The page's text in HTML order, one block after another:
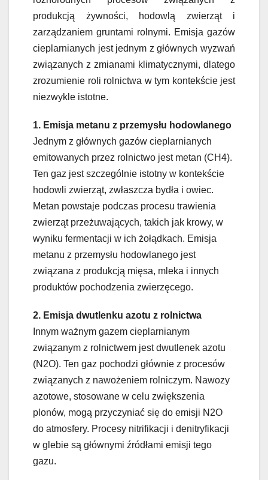
produkcją żywności, hodowlą zwierząt i
zarządzaniem gruntami rolnymi. Emisja gazów
cieplarnianych jest jednym z głównych wyzwań
związanych z zmianami klimatycznymi, dlatego
zrozumienie roli rolnictwa w tym kontekście jest
niezwykle istotne.
1. Emisja metanu z przemysłu hodowlanego
Jednym z głównych gazów cieplarnianych
emitowanych przez rolnictwo jest metan (CH4).
Ten gaz jest szczególnie istotny w kontekście
hodowli zwierząt, zwłaszcza bydła i owiec.
Metan powstaje podczas procesu trawienia
zwierząt przeżuwających, takich jak krowy, w
wyniku fermentacji w ich żołądkach. Emisja
metanu z przemysłu hodowlanego jest
związana z produkcją mięsa, mleka i innych
produktów pochodzenia zwierzęcego.
2. Emisja dwutlenku azotu z rolnictwa
Innym ważnym gazem cieplarnianym
związanym z rolnictwem jest dwutlenek azotu
(N2O). Ten gaz pochodzi głównie z procesów
związanych z nawożeniem rolniczym. Nawozy
azotowe, stosowane w celu zwiększenia
plonów, mogą przyczyniać się do emisji N2O
do atmosfery. Procesy nitrifikacji i denitryfikacji
w glebie są głównymi źródłami emisji tego
gazu.